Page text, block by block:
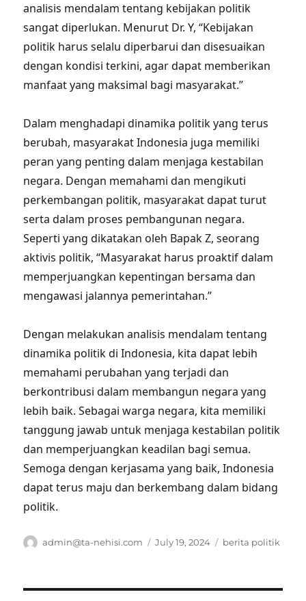
analisis mendalam tentang kebijakan politik
sangat diperlukan. Menurut Dr. Y, “Kebijakan
politik harus selalu diperbarui dan disesuaikan
dengan kondisi terkini, agar dapat memberikan
manfaat yang maksimal bagi masyarakat.”
Dalam menghadapi dinamika politik yang terus
berubah, masyarakat Indonesia juga memiliki
peran yang penting dalam menjaga kestabilan
negara. Dengan memahami dan mengikuti
perkembangan politik, masyarakat dapat turut
serta dalam proses pembangunan negara.
Seperti yang dikatakan oleh Bapak Z, seorang
aktivis politik, “Masyarakat harus proaktif dalam
memperjuangkan kepentingan bersama dan
mengawasi jalannya pemerintahan.”
Dengan melakukan analisis mendalam tentang
dinamika politik di Indonesia, kita dapat lebih
memahami perubahan yang terjadi dan
berkontribusi dalam membangun negara yang
lebih baik. Sebagai warga negara, kita memiliki
tanggung jawab untuk menjaga kestabilan politik
dan memperjuangkan keadilan bagi semua.
Semoga dengan kerjasama yang baik, Indonesia
dapat terus maju dan berkembang dalam bidang
politik.
Author
admin@ta-nehisi.com
Posted
July 19, 2024 Tags
berita politik